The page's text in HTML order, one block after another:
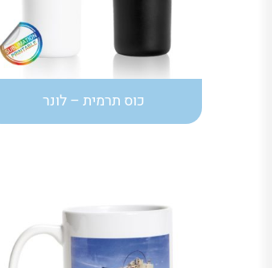
כוס תרמית – לונר